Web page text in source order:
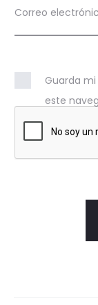
Correo
Guarda
este